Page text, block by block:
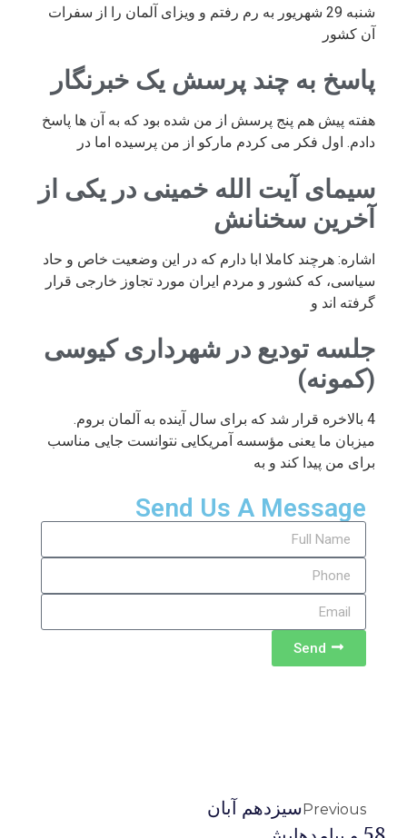
شنبه 29 شهریور به رم رفتم و ویزای آلمان را از سفرات
آن کشور
پاسخ به چند پرسش یک خبرنگار
هفته پیش هم پنج پرسش از من شده بود که به آن ها پاسخ
دادم. اول فکر می کردم مارکو از من پرسیده اما در
سیمای آیت الله خمینی در یکی از
آخرین سخنانش
اشاره: هرچند کاملا ابا دارم که در این وضعیت خاص و حاد
سیاسی، که کشور و مردم ایران مورد تجاوز خارجی قرار
گرفته اند و
جلسه تودیع در شهرداری کیوسی
(کمونه)
4 بالاخره قرار شد که برای سال آینده به آلمان بروم.
میزبان ما یعنی مؤسسه آمریکایی نتوانست جایی مناسب
برای من پیدا کند و به
Send Us A Message
Send
Previous سیزدهم آبان